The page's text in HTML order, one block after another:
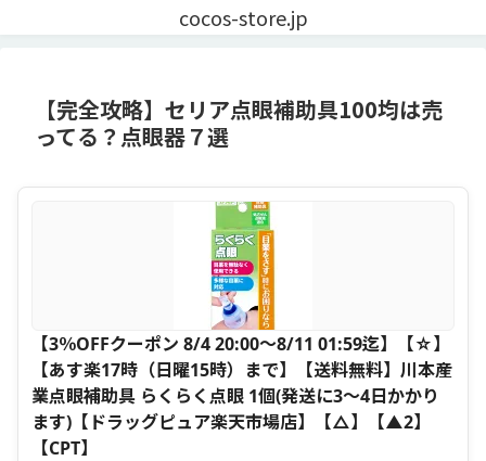
cocos-store.jp
【完全攻略】セリア点眼補助具100均は売
ってる？点眼器７選
【3％OFFクーポン 8/4 20:00〜8/11 01:59迄】【☆】
【あす楽17時（日曜15時）まで】【送料無料】川本産
業点眼補助具 らくらく点眼 1個(発送に3〜4日かかり
ます)【ドラッグピュア楽天市場店】【△】【▲2】
【CPT】